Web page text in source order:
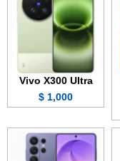
Vivo X300 Ultra
1,000 $